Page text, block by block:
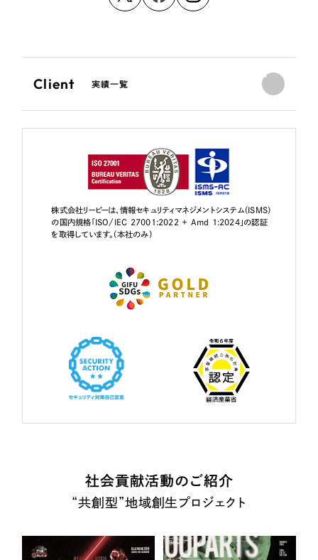
Client 実績一覧
株式会社リーピーは、情報セキュリティマネジメントシステム（ISMS）
の国内規格「ISO/IEC 27001:2022 + Amd 1:2024」の認証
を取得しています。（本社のみ）
社会貢献活動のご紹介
“共創型”地域創生プロジェクト